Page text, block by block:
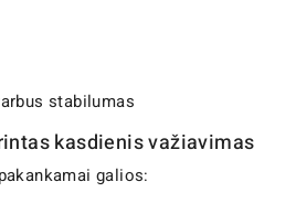
stabilumas
kasdienis važiavimas
galios: